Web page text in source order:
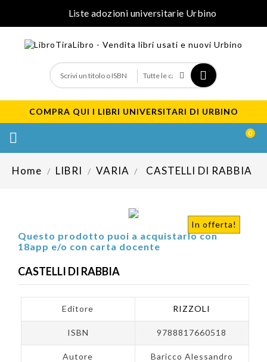
Liste adozioni universitarie Urbino
COMPRA QUI I LIBRI UNIVERSITARI DI URBINO
 0
Home LIBRI VARIA CASTELLI DI RABBIA
In offerta!
Questo prodotto puoi a acquistarlo con
18app e/o con carta docente
CASTELLI DI RABBIA
Editore RIZZOLI
ISBN 9788817660518
Autore Baricco Alessandro